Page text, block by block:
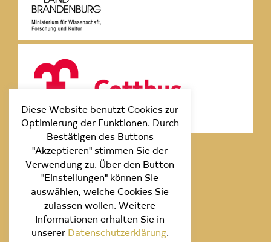
Diese Website benutzt Cookies zur
Optimierung der Funktionen. Durch
Bestätigen des Buttons
"Akzeptieren" stimmen Sie der
Verwendung zu. Über den Button
"Einstellungen" können Sie
auswählen, welche Cookies Sie
zulassen wollen. Weitere
Informationen erhalten Sie in
unserer Datenschutzerklärung.